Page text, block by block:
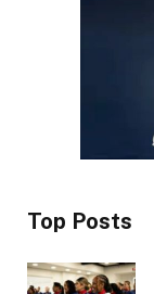
Top Posts